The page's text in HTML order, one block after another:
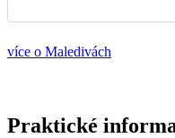
více o Maledivách
Praktické